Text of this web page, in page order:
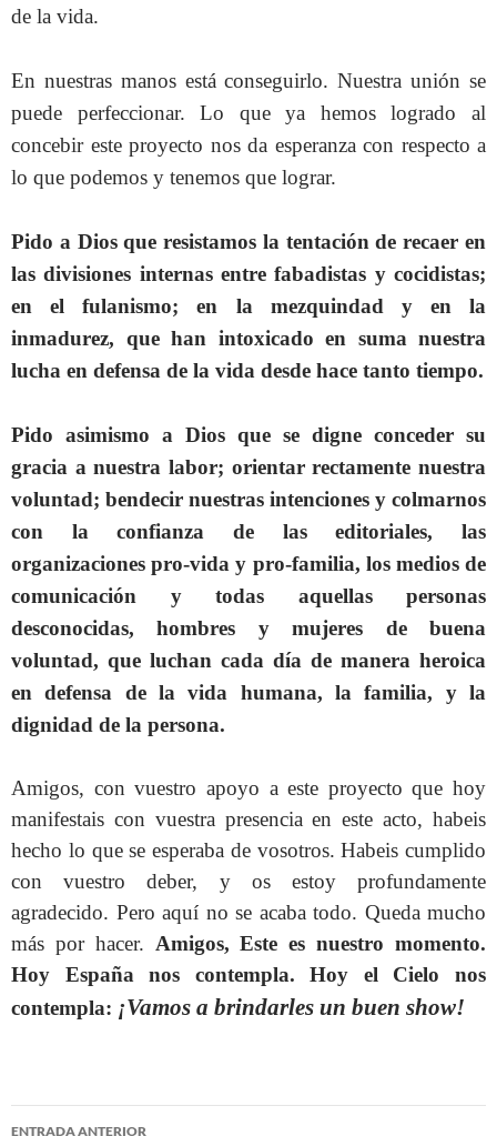
de la vida.
En nuestras manos está conseguirlo. Nuestra unión se
puede perfeccionar. Lo que ya hemos logrado al
concebir este proyecto nos da esperanza con respecto a
lo que podemos y tenemos que lograr.
Pido a Dios que resistamos la tentación de recaer en
las divisiones internas entre fabadistas y cocidistas;
en el fulanismo; en la mezquindad y en la
inmadurez, que han intoxicado en suma nuestra
lucha en defensa de la vida desde hace tanto tiempo.
Pido asimismo a Dios que se digne conceder su
gracia a nuestra labor; orientar rectamente nuestra
voluntad; bendecir nuestras intenciones y colmarnos
con la confianza de las editoriales, las
organizaciones pro-vida y pro-familia, los medios de
comunicación y todas aquellas personas
desconocidas, hombres y mujeres de buena
voluntad, que luchan cada día de manera heroica
en defensa de la vida humana, la familia, y la
dignidad de la persona.
Amigos, con vuestro apoyo a este proyecto que hoy
manifestais con vuestra presencia en este acto, habeis
hecho lo que se esperaba de vosotros. Habeis cumplido
con vuestro deber, y os estoy profundamente
agradecido. Pero aquí no se acaba todo. Queda mucho
más por hacer. Amigos, Este es nuestro momento.
Hoy España nos contempla. Hoy el Cielo nos
contempla: ¡Vamos a brindarles un buen show!
Navegación
ENTRADA ANTERIOR